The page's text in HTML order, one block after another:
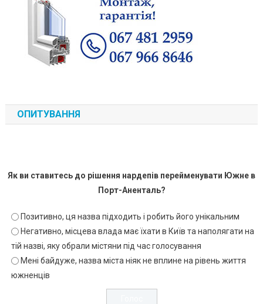
ОПИТУВАННЯ
Як ви ставитесь до рішення нардепів перейменувати Южне в
Порт-Аненталь?
Позитивно, ця назва підходить і робить його унікальним
Негативно, місцева влада має їхати в Київ та наполягати на
тій назві, яку обрали містяни під час голосування
Мені байдуже, назва міста ніяк не вплине на рівень життя
южненців